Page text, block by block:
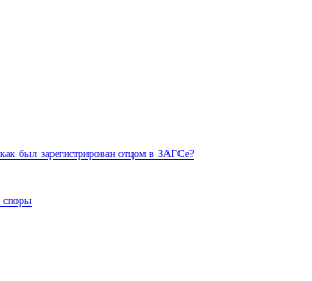
был зарегистрирован отцом в ЗАГСе?
споры